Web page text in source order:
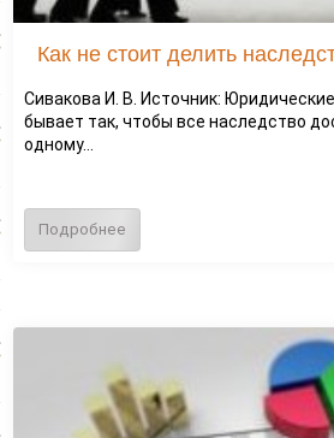
Как не стоит делить
Сивакова И. В. Источник:
бывает так, чтобы все наследство
одному...
Подробнее